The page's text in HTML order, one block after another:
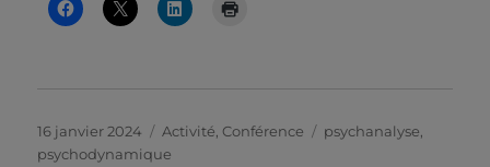
Publié
le
16 janvier 2024 Catégories
Activité Conférence Étiquettes
psychanalyse
psychodynamique